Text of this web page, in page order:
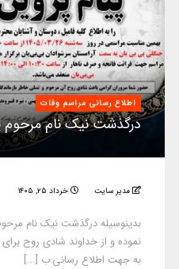
اطلاع رسانی مراسم وفات
درگذشت نیک نام مرحوم
مدیر سایت خرداد ۲۵, ۱۴۰۵
بدینوسیله درگذشت نیک نام
نموده و از خداوند شادی روح
به جهت اطلاع رسانی:ب [...]